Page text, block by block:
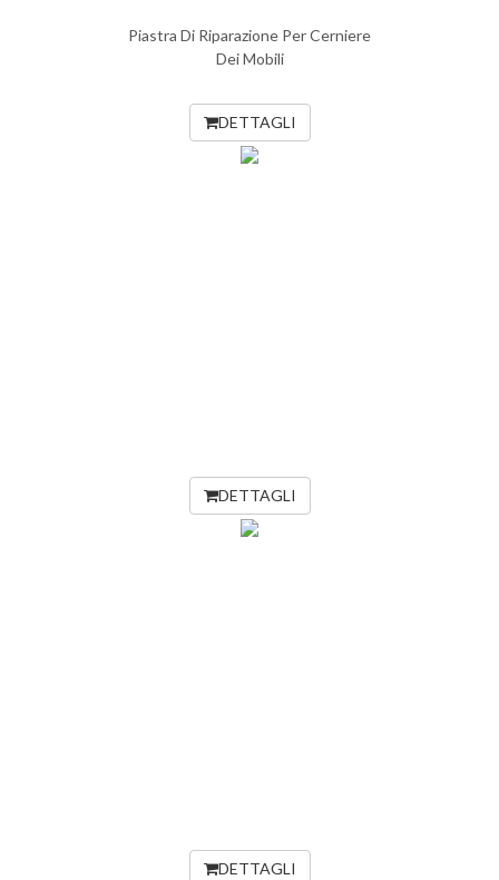
Piastra Di Riparazione Per Cerniere
Dei Mobili
DETTAGLI
DETTAGLI
DETTAGLI